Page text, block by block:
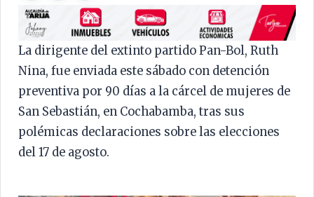
La dirigente del extinto partido Pan-Bol, Ruth
Nina, fue enviada este sábado con detención
preventiva por 90 días a la cárcel de mujeres de
San Sebastián, en Cochabamba, tras sus
polémicas declaraciones sobre las elecciones
del 17 de agosto.